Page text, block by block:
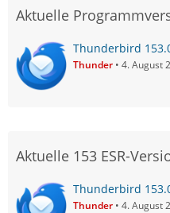
Aktuelle
Thunderbird
Thunder 4. August
Aktuelle 153 ESR-
Thunderbird
Thunder 4. August